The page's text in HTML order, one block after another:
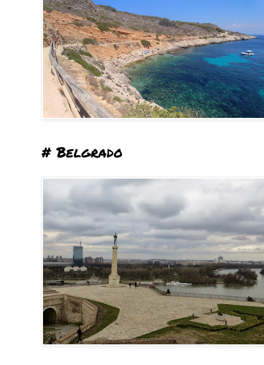
# Belgrado